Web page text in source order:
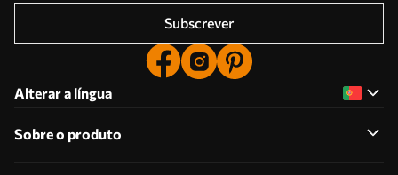
Subscrever
Alterar a língua
Sobre o produto